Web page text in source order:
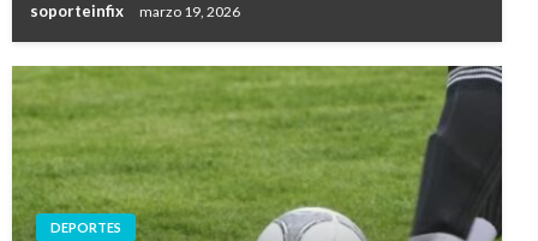
soporteinfix marzo 19, 2026
DEPORTES